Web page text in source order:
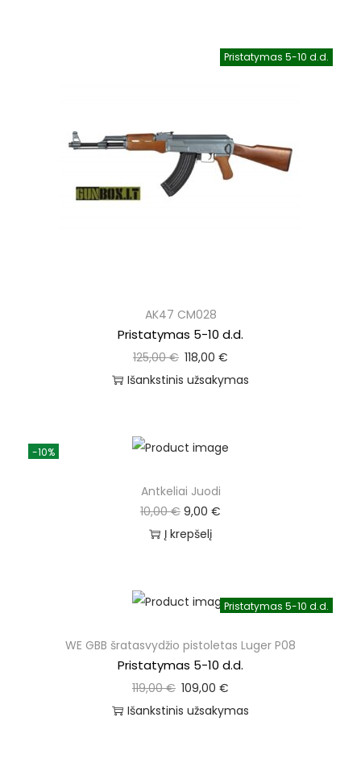
Pristatymas 5-10 d.d.
AK47 CM028
Pristatymas 5-10 d.d.
125,00€ 118,00 €
Išankstinis užsakymas
-10%
Antkeliai Juodi
10,00€ 9,00 €
Į krepšelį
Pristatymas 5-10 d.d.
WE GBB šratasvydžio pistoletas Luger P08
Pristatymas 5-10 d.d.
119,00€ 109,00 €
Išankstinis užsakymas